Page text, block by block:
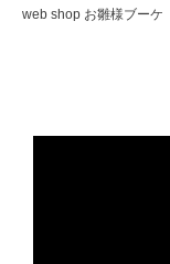
web shop お雛様ブーケ